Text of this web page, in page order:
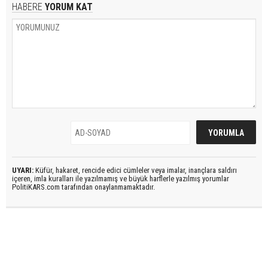
HABERE YORUM KAT
UYARI: Küfür, hakaret, rencide edici cümleler veya imalar, inançlara saldırı
içeren, imla kuralları ile yazılmamış ve büyük harflerle yazılmış yorumlar
PolitiKARS.com tarafından onaylanmamaktadır.